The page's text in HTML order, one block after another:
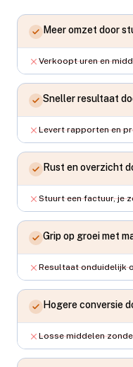
Meer omzet door
Verkoopt uren en
Sneller resultaat
Levert rapporten en
Rust en overzicht
Stuurt een factuur, je
Grip op groei met
Resultaat onduidelijk
Hogere conversie
Losse middelen